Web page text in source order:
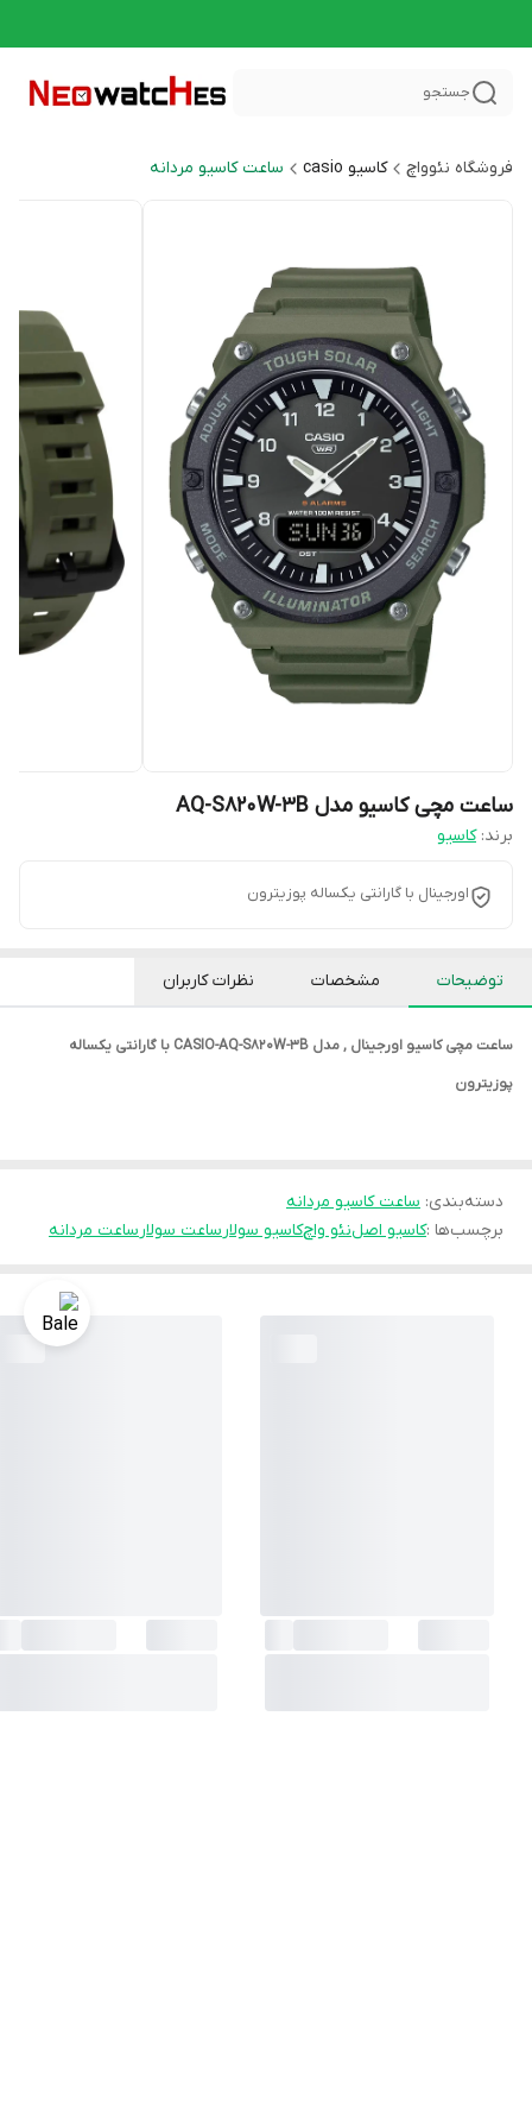
جستجو
فروشگاه نئوواچ کاسیو casio ساعت کاسیو مردانه
ساعت مچی کاسیو مدل AQ-S820W-3B
برند: کاسیو
اورجینال با گارانتی یکساله پوزیترون
توضیحات مشخصات نظرات کاربران
ساعت مچی کاسیو اورجینال , مدل CASIO-AQ-S820W-3B با گارانتی یکساله
پوزیترون
دسته‌بندی: ساعت کاسیو مردانه
برچسب‌ها :کاسیو اصلنئو واچکاسیو سولار ساعت سولار ساعت مردانه